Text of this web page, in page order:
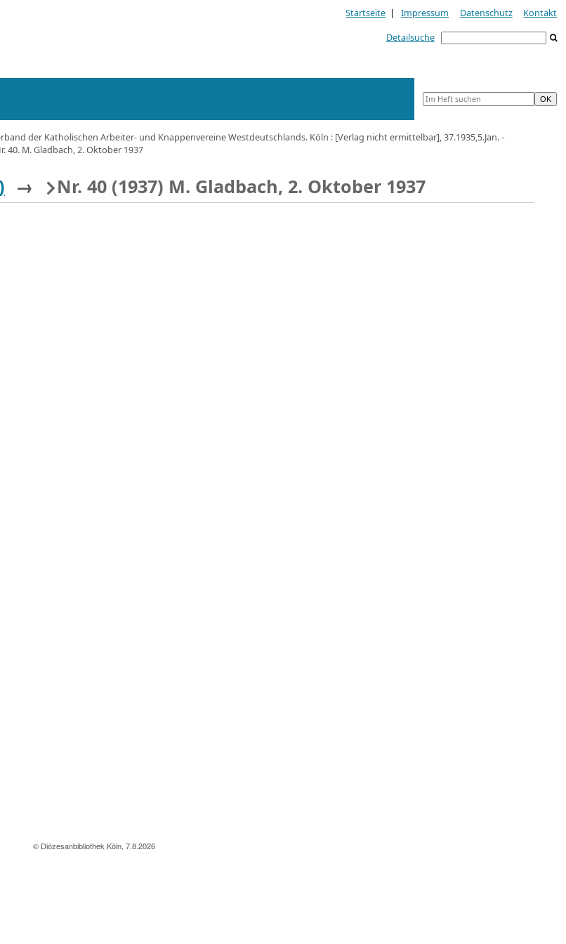
© Diözesanbibliothek Köln, 7.8.2026
Startseite | Impressum Datenschutz
Kontakt
Detailsuche
der Katholischen Arbeiter- und Knappenvereine Westdeutschlands. Köln : [Verlag nicht ermittelbar], 37.1935,5.Jan. -
40. M. Gladbach, 2. Oktober 1937
→ Nr. 40 (1937) M. Gladbach, 2. Oktober 1937